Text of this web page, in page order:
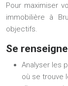
Pour maximiser
immobilière à
objectifs.
Se
Analyser les
où se trouve